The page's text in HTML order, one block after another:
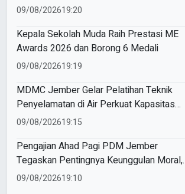
09/08/202619:20
Kepala Sekolah Muda Raih Prestasi ME
Awards 2026 dan Borong 6 Medali
09/08/202619:19
MDMC Jember Gelar Pelatihan Teknik
Penyelamatan di Air Perkuat Kapasitas
Relawan Muhammadiyah
09/08/202619:15
Pengajian Ahad Pagi PDM Jember
Tegaskan Pentingnya Keunggulan Moral,
Akidah, dan Kemandirian Ekonomi
09/08/202619:10